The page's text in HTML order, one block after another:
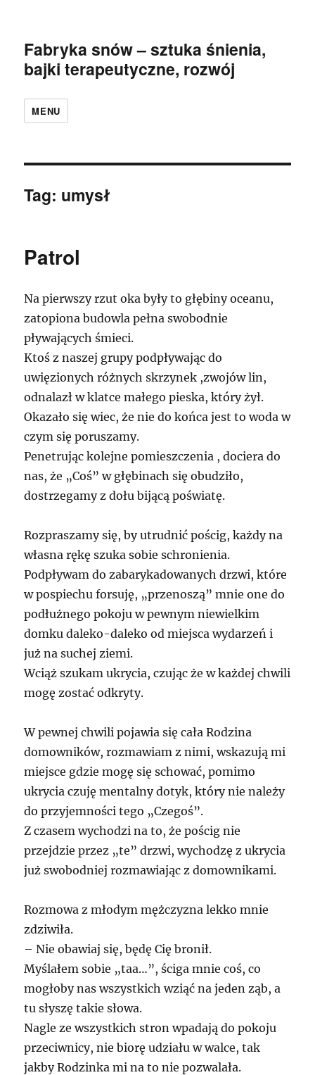
Fabryka snów – sztuka śnienia,
bajki terapeutyczne, rozwój
MENU
Tag: umysł
Patrol
Na pierwszy rzut oka były to głębiny oceanu,
zatopiona budowla pełna swobodnie
pływających śmieci.
Ktoś z naszej grupy podpływając do
uwięzionych różnych skrzynek ,zwojów lin,
odnalazł w klatce małego pieska, który żył.
Okazało się wiec, że nie do końca jest to woda w
czym się poruszamy.
Penetrując kolejne pomieszczenia , dociera do
nas, że „Coś” w głębinach się obudziło,
dostrzegamy z dołu bijącą poświatę.
Rozpraszamy się, by utrudnić pościg, każdy na
własna rękę szuka sobie schronienia.
Podpływam do zabarykadowanych drzwi, które
w pospiechu forsuję, „przenoszą” mnie one do
podłużnego pokoju w pewnym niewielkim
domku daleko-daleko od miejsca wydarzeń i
już na suchej ziemi.
Wciąż szukam ukrycia, czując że w każdej chwili
mogę zostać odkryty.
W pewnej chwili pojawia się cała Rodzina
domowników, rozmawiam z nimi, wskazują mi
miejsce gdzie mogę się schować, pomimo
ukrycia czuję mentalny dotyk, który nie należy
do przyjemności tego „Czegoś”.
Z czasem wychodzi na to, że pościg nie
przejdzie przez „te” drzwi, wychodzę z ukrycia
już swobodniej rozmawiając z domownikami.
Rozmowa z młodym mężczyzna lekko mnie
zdziwiła.
– Nie obawiaj się, będę Cię bronił.
Myślałem sobie „taa…”, ściga mnie coś, co
mogłoby nas wszystkich wziąć na jeden ząb, a
tu słyszę takie słowa.
Nagle ze wszystkich stron wpadają do pokoju
przeciwnicy, nie biorę udziału w walce, tak
jakby Rodzinka mi na to nie pozwalała.